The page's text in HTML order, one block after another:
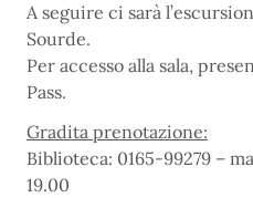
A seguire ci sarà
Sourde.
Per accesso alla sala,
Pass.
Gradita prenotazione:
Biblioteca: 0165-99279 –
19.00